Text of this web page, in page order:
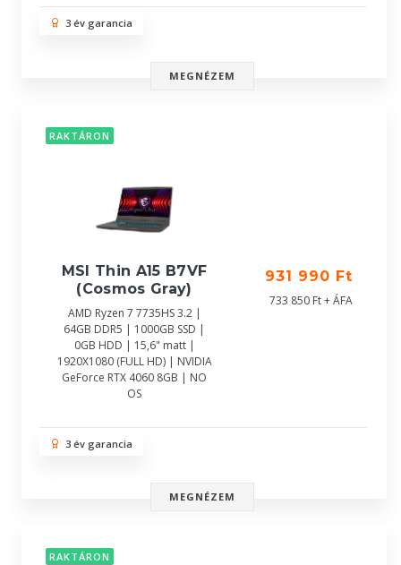
3 év garancia
MEGNÉZEM
RAKTÁRON
MSI Thin A15 B7VF
(Cosmos Gray)
AMD Ryzen 7 7735HS 3.2 |
64GB DDR5 | 1000GB SSD |
0GB HDD | 15,6" matt |
1920X1080 (FULL HD) | NVIDIA
GeForce RTX 4060 8GB | NO
OS
931 990 Ft
733 850 Ft + ÁFA
3 év garancia
MEGNÉZEM
RAKTÁRON